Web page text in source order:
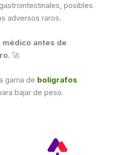
posibles
adversos raros.
médico antes de
🚀
gama de bolígrafos
bajar de peso